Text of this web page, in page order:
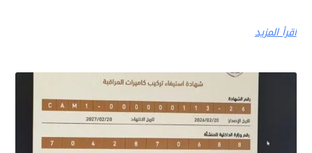
اقرأ المزيد